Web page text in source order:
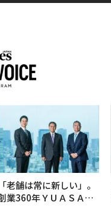
「老舗は常に新しい」。
業360年ＹＵＡＳＡと